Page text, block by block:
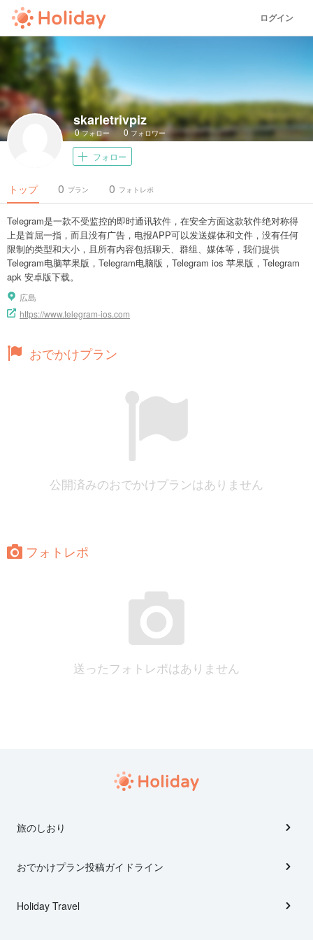
ログイン
skarletrivpiz
0フォロー 0 フォロワー
フォロー
トップ プラン
0 フォトレポ
0
Telegram是一款不受监控的即时通讯软件，在安全方面这款软件绝对称得
上是首屈一指，而且没有广告，电报APP可以发送媒体和文件，没有任何
限制的类型和大小，且所有内容包括聊天、群组、媒体等，我们提供
Telegram电脑苹果版，Telegram电脑版，Telegram ios 苹果版，Telegram
apk 安卓版下载。
広島
https://www.telegram-ios.com
おでかけプラン
公開済みのおでかけプランはありません
フォトレポ
送ったフォトレポはありません
旅のしおり
おでかけプラン投稿ガイドライン
Holiday Travel